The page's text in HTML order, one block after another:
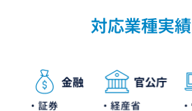
対応業種実績